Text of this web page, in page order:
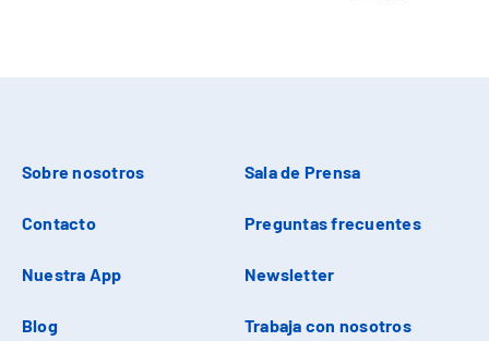
Sobre nosotros Sala de Prensa
Contacto Preguntas frecuentes
Nuestra App Newsletter
Blog Trabaja con nosotros